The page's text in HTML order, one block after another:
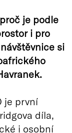
je podle
i pro
si
je první
díla,
i osobní